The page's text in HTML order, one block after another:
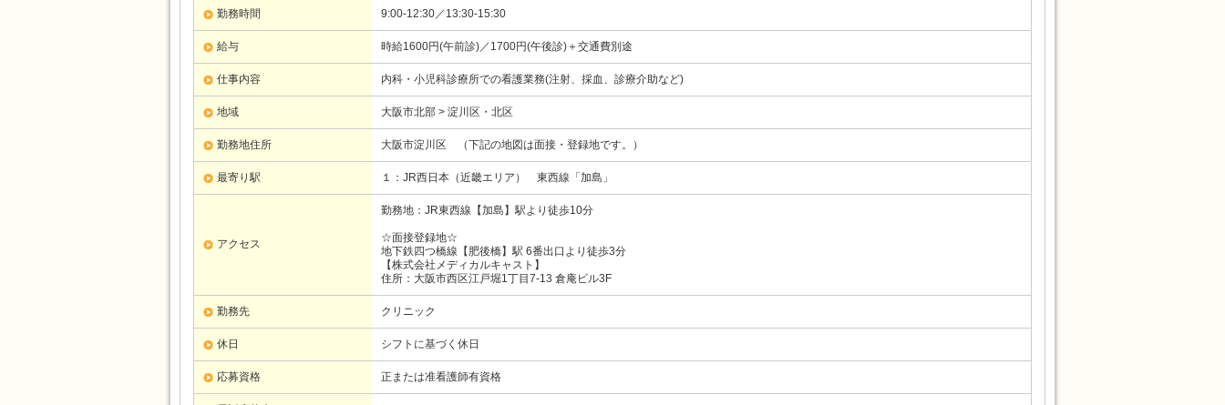
勤務時間 9:00-12:30／13:30-15:30
給与 時給1600円(午前診)／1700円(午後診)＋交通費別途
仕事内容 内科・小児科診療所での看護業務(注射、採血、診療介助など)
地域 大阪市北部 > 淀川区・北区
勤務地住所 大阪市淀川区 （下記の地図は面接・登録地です。）
最寄り駅 １：JR西日本（近畿エリア） 東西線 「加島」
アクセス
勤務地：JR東西線【加島】駅より徒歩10分
☆面接登録地☆
地下鉄四つ橋線【肥後橋】駅 6番出口より徒歩3分
【株式会社メディカルキャスト】
住所：大阪市西区江戸堀1丁目7-13 倉庵ビル3F
勤務先 クリニック
休日 シフトに基づく休日
応募資格 正または准看護師有資格